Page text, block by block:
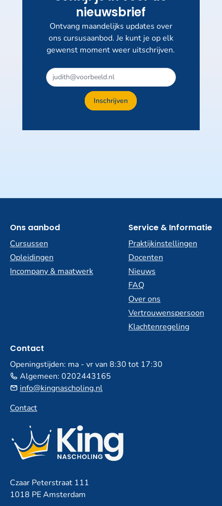
nieuwsbrief
Ontvang maandelijks updates over
ons cursusaanbod. Je kunt je op elk
gewenst moment weer uitschrijven.
Inschrijven
Ons aanbod
Cursussen
Opleidingen
Incompany & maatwerk
Service & Informatie
Praktijkinstellingen
Docenten
Nieuws
FAQ
Over ons
Vertrouwenspersoon
Klachtenregeling
Contact
Openingstijden: ma - vr van 8:30 tot 17:30
Algemeen: 0202443165
info@kingnascholing.nl
Contact
Czaar Peterstraat 111
1018 PE Amsterdam